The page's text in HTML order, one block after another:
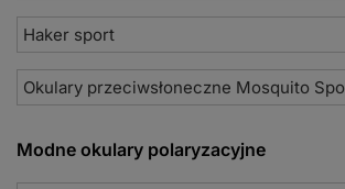
Haker sport
Okulary przeciwsłoneczne Mosquito
Modne okulary polaryzacyjne